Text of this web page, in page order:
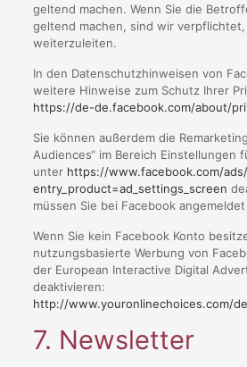
geltend machen. Wenn Sie die
geltend machen, sind wir
weiterzuleiten.
In den Datenschutzhinweisen von
weitere Hinweise zum Schutz Ihrer
https://de-de.facebook.com/about/
Sie können außerdem die
Audiences“ im Bereich Einstellungen
unter https://www.facebook.com/
entry_product=ad_settings_screen
müssen Sie bei Facebook
Wenn Sie kein Facebook Konto
nutzungsbasierte Werbung von
der European Interactive Digital
deaktivieren:
http://www.youronlinechoices.com/
7. Newsletter